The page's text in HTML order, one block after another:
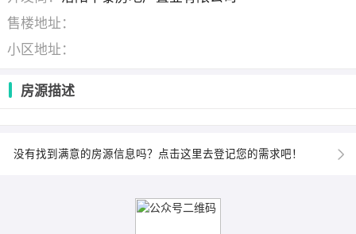
售楼地址：
小区地址：
房源描述
没有找到满意的房源信息吗？点击这里去登记您的需求吧！